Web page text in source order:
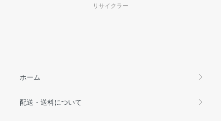
リサイクラー
ホーム
配送・送料について